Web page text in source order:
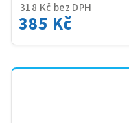
318 Kč bez DPH
385 Kč